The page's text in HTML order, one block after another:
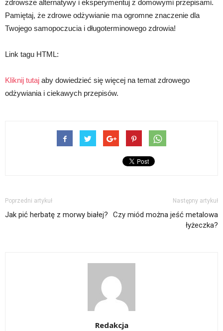
zdrowsze alternatywy i eksperymentuj z domowymi przepisami.
Pamiętaj, że zdrowe odżywianie ma ogromne znaczenie dla
Twojego samopoczucia i długoterminowego zdrowia!
Link tagu HTML:
Kliknij tutaj aby dowiedzieć się więcej na temat zdrowego
odżywiania i ciekawych przepisów.
Poprzedni artykuł
Jak pić herbatę z morwy białej?
Następny artykuł
Czy miód można jeść metalowa
łyżeczka?
Redakcja